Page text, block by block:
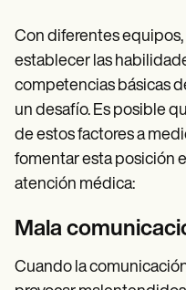
Con diferentes
establecer las
competencias básicas
un desafío. Es posible
de estos factores a
fomentar esta posición
atención médica:
Mala
Cuando la